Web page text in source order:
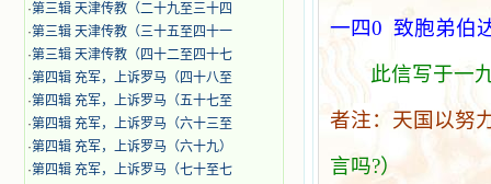
·第三辑 天津传教（二十九至三十四
·第三辑 天津传教（三十五至四十一
·第三辑 天津传教（四十二至四十七
·第四辑 充军，上诉罗马（四十八至
·第四辑 充军，上诉罗马（五十七至
·第四辑 充军，上诉罗马（六十三至
·第四辑 充军，上诉罗马（六十九）
·第四辑 充军，上诉罗马（七十至七
一四0 致胞弟伯
此信写于一
者注：天国以努
言吗?）